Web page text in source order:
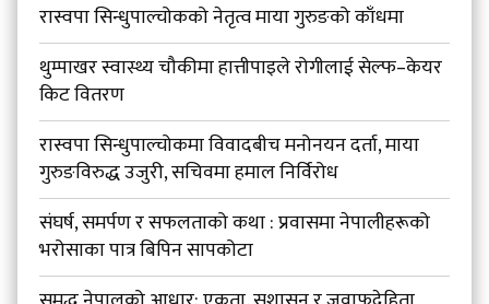
रास्वपा सिन्धुपाल्चोकको नेतृत्व माया गुरुङको काँधमा
थुम्पाखर स्वास्थ्य चौकीमा हात्तीपाइले रोगीलाई सेल्फ–केयर
किट वितरण
रास्वपा सिन्धुपाल्चोकमा विवादबीच मनोनयन दर्ता, माया
गुरुङविरुद्ध उजुरी, सचिवमा हमाल निर्विरोध
संघर्ष, समर्पण र सफलताको कथा : प्रवासमा नेपालीहरूको
भरोसाका पात्र बिपिन सापकोटा